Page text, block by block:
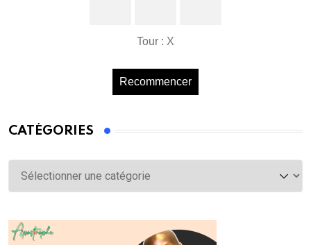
Tour : X
Recommencer
CATÉGORIES
Catégories